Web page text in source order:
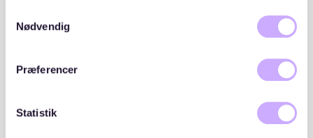
cookies, hvis du fortsætter med at anvende vores
Nødvendig
Præferencer
Statistik
23 opskrivninger